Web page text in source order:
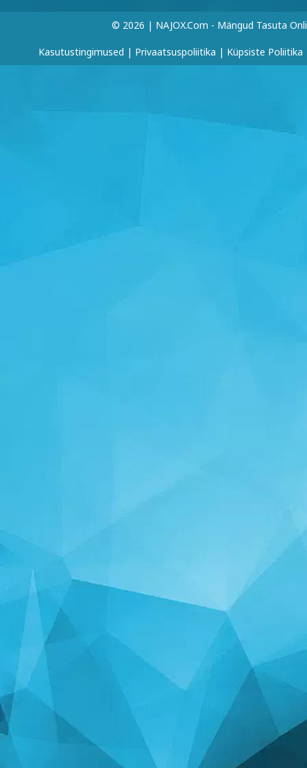
STATISTIKA
14249 Mängud
© 2026 | NAJOX.com - Mängud Tasuta
Kasutustingimused | Privaatsuspoliitika | Küpsiste Poliitika